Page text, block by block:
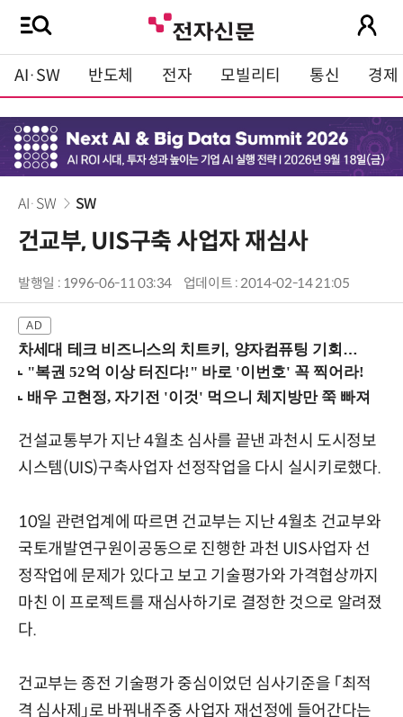
AI·SW 반도체 전자 모빌리티 통신 경제
AI·SW SW
건교부, UIS구축 사업자 재심사
발행일 : 1996-06-11 03:34 업데이트 : 2014-02-14 21:05
차세대 테크 비즈니스의 치트키, 양자컴퓨팅 기회를 선점하라! (8/28 강남역)
건설교통부가 지난 4월초 심사를 끝낸 과천시 도시정보
시스템(UIS)구축사업자 선정작업을 다시 실시키로했다.
10일 관련업계에 따르면 건교부는 지난 4월초 건교부와
국토개발연구원이공동으로 진행한 과천 UIS사업자 선
정작업에 문제가 있다고 보고 기술평가와 가격협상까지
마친 이 프로젝트를 재심사하기로 결정한 것으로 알려졌
다.
건교부는 종전 기술평가 중심이었던 심사기준을 「최적
격 심사제」로 바꿔내주중 사업자 재선정에 들어간다는